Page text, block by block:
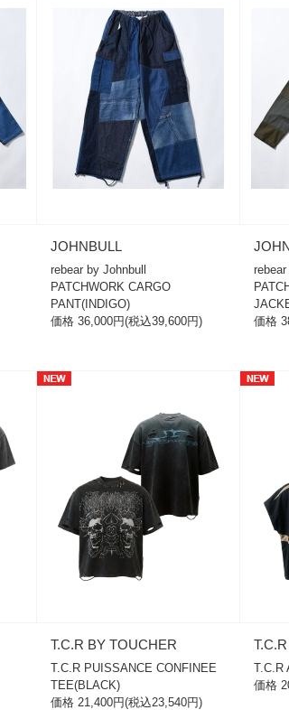
JOHNBULL
rebear by Johnbull
PATCHWORK CARGO
PANT(INDIGO)
価格 36,000円(税込39,600円)
価格
T.C.R BY TOUCHER
T.C.R PUISSANCE CONFINEE
TEE(BLACK)
価格 21,400円(税込23,540円)
T.C.R
価格